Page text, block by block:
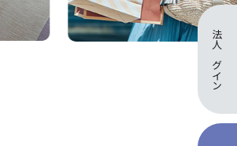
法人ログイン